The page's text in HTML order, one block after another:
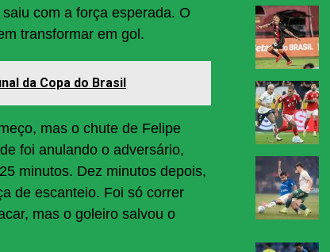
com a força esperada. O
transformar em gol.
da Copa do Brasil
mas o chute de Felipe
foi anulando o adversário,
minutos. Dez minutos depois,
de escanteio. Foi só correr
mas o goleiro salvou o